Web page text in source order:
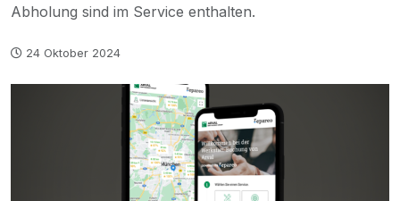
Abholung sind im Service enthalten.
24 Oktober 2024